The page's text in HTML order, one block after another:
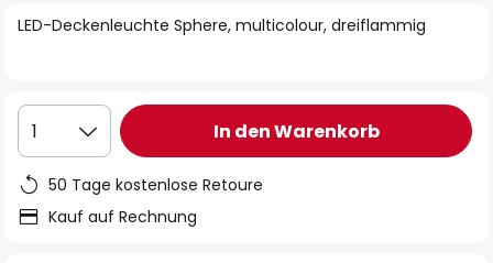
LED-Deckenleuchte Sphere, multicolour, dreiflammig
1 In den Warenkorb
50 Tage kostenlose Retoure
Kauf auf Rechnung